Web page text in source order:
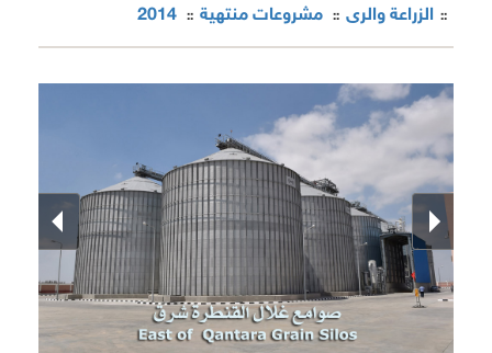
2014:: مشروعات منتهية:: الزراعة والرى ::